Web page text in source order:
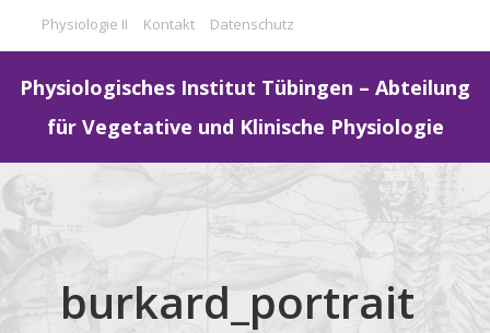
Physiologie II Kontakt Datenschutz
Physiologisches Institut Tübingen – Abteilung
für Vegetative und Klinische Physiologie
burkard_portrait